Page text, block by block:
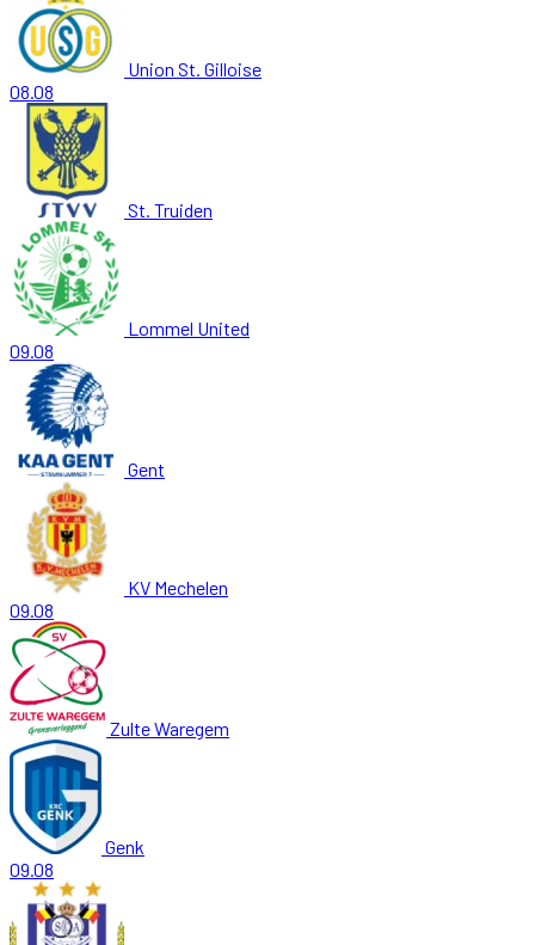
Union St. Gilloise
08.08
St. Truiden
Lommel United
09.08
Gent
KV Mechelen
09.08
Zulte Waregem
Genk
09.08